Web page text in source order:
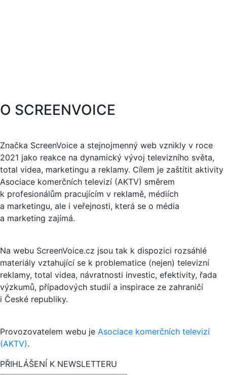
O SCREENVOICE
Značka ScreenVoice a stejnojmenný web vznikly v roce
2021 jako reakce na dynamický vývoj televizního světa,
total videa, marketingu a reklamy. Cílem je zaštítit aktivity
Asociace komerčních televizí (AKTV) směrem
k profesionálům pracujícím v reklamě, médiích
a marketingu, ale i veřejnosti, která se o média
a marketing zajímá.
Na webu ScreenVoice.cz jsou tak k dispozici rozsáhlé
materiály vztahující se k problematice (nejen) televizní
reklamy, total videa, návratnosti investic, efektivity, řada
výzkumů, případových studií a inspirace ze zahraničí
i České republiky.
Provozovatelem webu je Asociace komerčních televizí
(AKTV).
PŘIHLÁŠENÍ K NEWSLETTERU